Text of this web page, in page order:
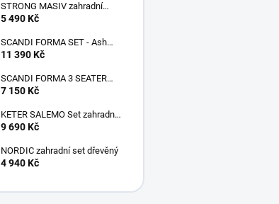
STRONG MASIV zahradní
lavice dřevěná - 180 cm
5 490 Kč
SCANDI FORMA SET - Ash
grey/Storm grey
11 390 Kč
SCANDI FORMA 3 SEATER
SOFA - Ash grey/Storm grey
7 150 Kč
KETER SALEMO Set zahradní,
grafit/šedá 17206003
9 690 Kč
NORDIC zahradní set dřevěný
4 940 Kč